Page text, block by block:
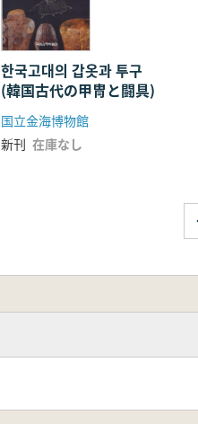
한국고대의 갑옷과 투구
(韓国古代の甲冑と闘具)
国立金海博物館
新刊 在庫なし